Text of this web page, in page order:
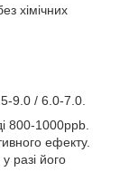
хімічних
9.0 / 6.0-7.0.
800-1000ppb.
ефекту.
разі його